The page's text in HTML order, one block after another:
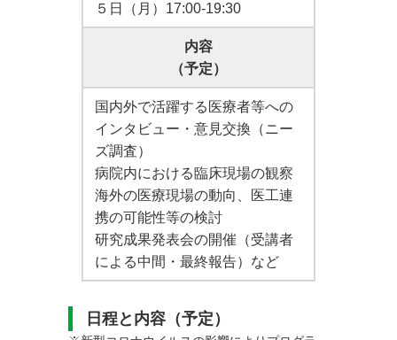
５日（月）17:00-19:30
内容
（予定）
国内外で活躍する医療者等への
インタビュー・意見交換（ニー
ズ調査）
病院内における臨床現場の観察
海外の医療現場の動向、医工連
携の可能性等の検討
研究成果発表会の開催（受講者
による中間・最終報告）など
日程と内容（予定）